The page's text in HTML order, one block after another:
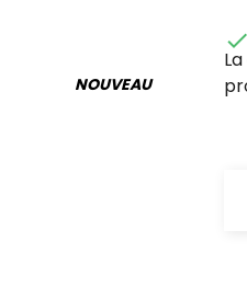
NOUVEAU
